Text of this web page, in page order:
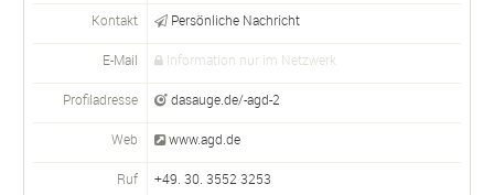
Kontakt Persönliche Nachricht
E-Mail Information nur im Netzwerk
Profiladresse dasauge.de/-agd-2
Web www.agd.de
Ruf +49. 30. 3552 3253